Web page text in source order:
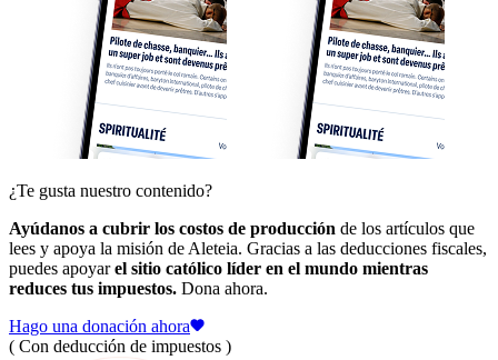
¿Te gusta nuestro contenido?
Ayúdanos a cubrir los costos de producción de los artículos que
lees y apoya la misión de Aleteia. Gracias a las deducciones fiscales,
puedes apoyarel sitio católico líder en el mundo mientras
reduces tus impuestos. Dona ahora.
Hago una donación ahora
( Con deducción de impuestos )